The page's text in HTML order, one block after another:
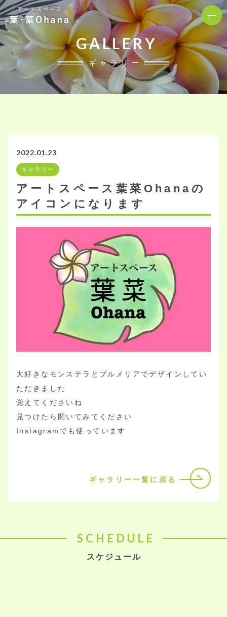
GALLERY
ギャラリー
2022.01.23
ギャラリー
アートスペース葉菜Ohanaの
アイコンになります
大好きなモンステラとプルメリアでデザインしてい
ただきました
覚えてくださいね
見つけたら開いてみてください
Instagramでも使っています
ギャラリー一覧に戻る
SCHEDULE
スケジュール